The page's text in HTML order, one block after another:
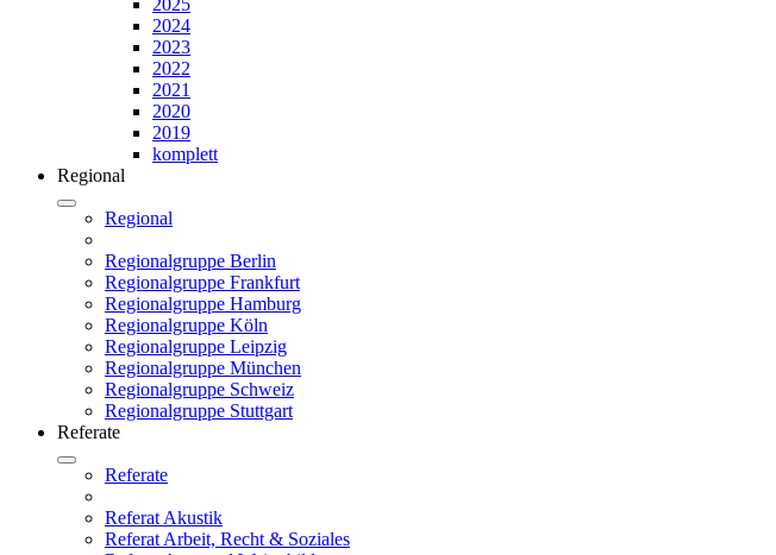
2025
2024
2023
2022
2021
2020
2019
komplett
Regional
Regional
Regionalgruppe Berlin
Regionalgruppe Frankfurt
Regionalgruppe Hamburg
Regionalgruppe Köln
Regionalgruppe Leipzig
Regionalgruppe München
Regionalgruppe Schweiz
Regionalgruppe Stuttgart
Referate
Referate
Referat Akustik
Referat Arbeit, Recht & Soziales